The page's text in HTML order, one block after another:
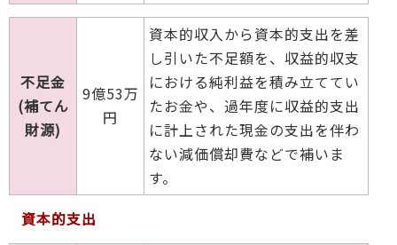
不足金
(補てん
財源)
9億53万
円
資本的収入から資本的支出を差
し引いた不足額を、収益的収支
における純利益を積み立ててい
たお金や、過年度に収益的支出
に計上された現金の支出を伴わ
ない減価償却費などで補いま
す。
資本的支出